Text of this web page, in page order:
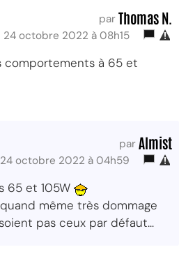
par Thomas N.
24 octobre 2022 à 08h15
comportements à 65 et
par Almist
octobre 2022 à 04h59
65 et 105W
même très dommage
pas ceux par défaut...